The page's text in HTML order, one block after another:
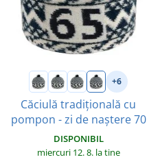
+6
Căciulă tradițională cu
pompon - zi de naștere 70
DISPONIBIL
miercuri 12. 8. la tine